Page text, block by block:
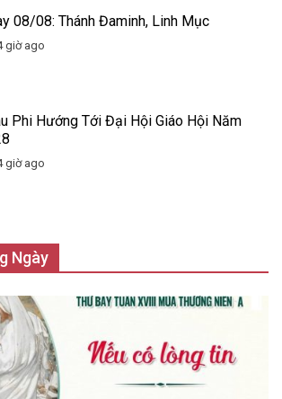
08/08: Thánh Đaminh, Linh Mục
giờ ago
Phi Hướng Tới Đại Hội Giáo Hội Năm
giờ ago
Ngày